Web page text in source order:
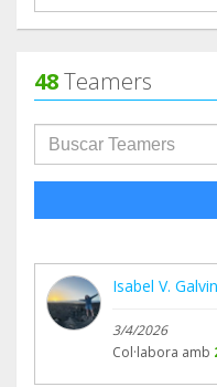
48Teamers
Isabel V. Galvin
3/4/2026
Col·labora amb